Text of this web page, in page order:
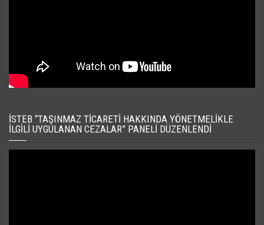
İSTEB “TAŞINMAZ TICARETI HAKKINDA YÖNETMELIKLE
İLGILI UYGULANAN CEZALAR” PANELI DÜZENLENDI